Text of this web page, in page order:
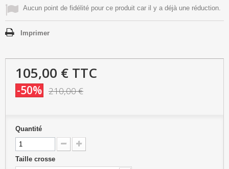
Aucun point de fidélité pour ce produit car il y a déjà une réduction.
Imprimer
105,00 € TTC
-50% 210,00 €
Quantité
Taille crosse